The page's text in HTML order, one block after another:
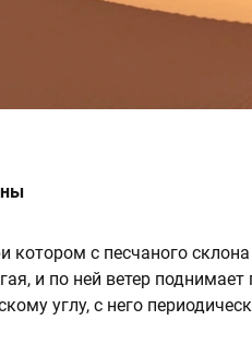
котором с песчаного
и по ней ветер
углу, с него